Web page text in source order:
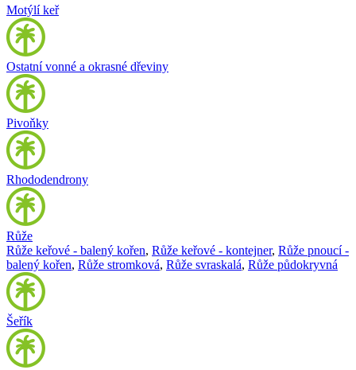
Motýlí keř
Ostatní vonné a okrasné dřeviny
Pivoňky
Rhododendrony
Růže
Růže keřové - balený kořen, Růže keřové - kontejner, Růže pnoucí -
balený kořen, Růže stromková, Růže svraskalá, Růže půdokryvná
Šeřík